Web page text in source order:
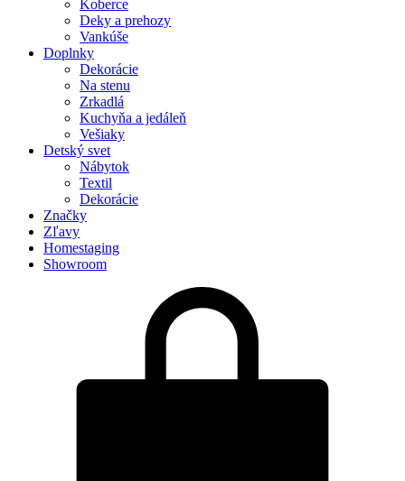
Koberce
Deky a prehozy
Vankúše
Doplnky
Dekorácie
Na stenu
Zrkadlá
Kuchyňa a jedáleň
Vešiaky
Detský svet
Nábytok
Textil
Dekorácie
Značky
Zľavy
Homestaging
Showroom